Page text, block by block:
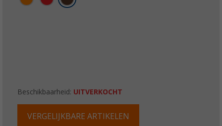
Beschikbaarheid: UITVERKOCHT
VERGELIJKBARE ARTIKELEN